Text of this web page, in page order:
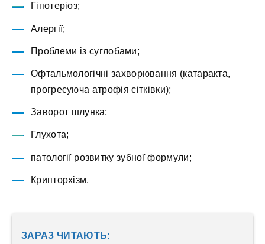
Гіпотеріоз;
Алергії;
Проблеми із суглобами;
Офтальмологічні захворювання (катаракта,
прогресуюча атрофія сітківки);
Заворот шлунка;
Глухота;
патології розвитку зубної формули;
Крипторхізм.
ЗАРАЗ ЧИТАЮТЬ: